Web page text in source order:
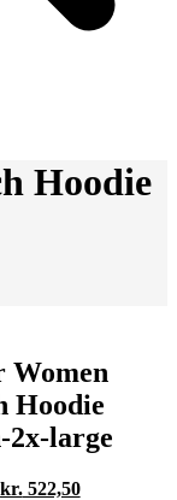
Hoodie
Women
Hoodie
2x-large
Den
kr.522,50Den